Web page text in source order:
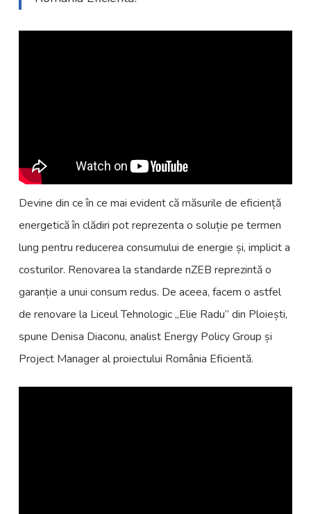
Devine din ce în ce mai evident că măsurile de eficiență
energetică în clădiri pot reprezenta o soluție pe termen
lung pentru reducerea consumului de energie și, implicit a
costurilor. Renovarea la standarde nZEB reprezintă o
garanție a unui consum redus. De aceea, facem o astfel
de renovare la Liceul Tehnologic „Elie Radu” din Ploiești,
spune Denisa Diaconu, analist Energy Policy Group și
Project Manager al proiectului România Eficientă.